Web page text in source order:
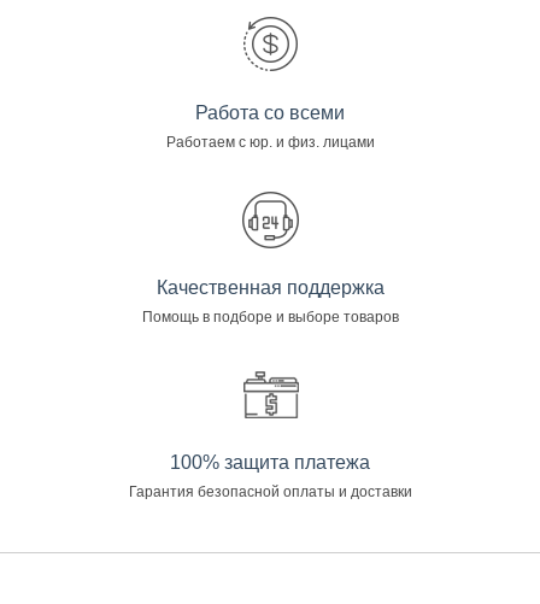
Работа со всеми
Работаем с юр. и физ. лицами
Качественная поддержка
Помощь в подборе и выборе товаров
100% защита платежа
Гарантия безопасной оплаты и доставки